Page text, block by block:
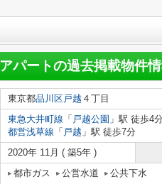
パートの過去掲載物件
東京都品川区戸越 ４丁目
東急大井町線 「 戸越公園 」駅 徒歩4分
都営浅草線 「 戸越 」駅 徒歩7分
2020年 11月 ( 築5年 )
都市ガス 公営水道 公共下水